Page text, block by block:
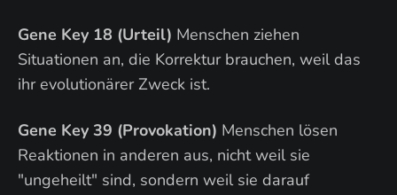
Gene Key 18 (Urteil) Menschen ziehen
Situationen an, die Korrektur brauchen, weil das
ihr evolutionärer Zweck ist.
Gene Key 39 (Provokation) Menschen lösen
Reaktionen in anderen aus, nicht weil sie
"ungeheilt" sind, sondern weil sie darauf